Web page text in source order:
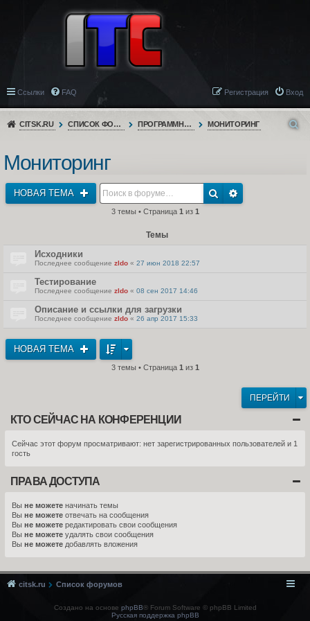
Ссылки FAQ Вход
Регистрация
CITSK.RU СПИСОК ФОРУМОВ ПРОГРАММНОЕ ОБЕСПЕЧЕНИЕ МОНИТОРИНГ
Мониторинг
НОВАЯ ТЕМА
3 темы • Страница 1 из 1
Темы
Исходники
Последнее сообщение zldo « 27 июн 2018 22:57
Тестирование
Последнее сообщение zldo « 08 сен 2017 14:46
Описание и ссылки для загрузки
Последнее сообщение zldo « 26 апр 2017 15:33
НОВАЯ ТЕМА
3 темы • Страница 1 из 1
ПЕРЕЙТИ
КТО СЕЙЧАС НА КОНФЕРЕНЦИИ
Сейчас этот форум просматривают: нет зарегистрированных пользователей и 1
гость
ПРАВА ДОСТУПА
Вы не можете начинать темы
Вы не можете отвечать на сообщения
Вы не можете редактировать свои сообщения
Вы не можете удалять свои сообщения
Вы не можете добавлять вложения
citsk.ru Список форумов
Создано на основе phpBB® Forum Software © phpBB Limited
Русская поддержка phpBB